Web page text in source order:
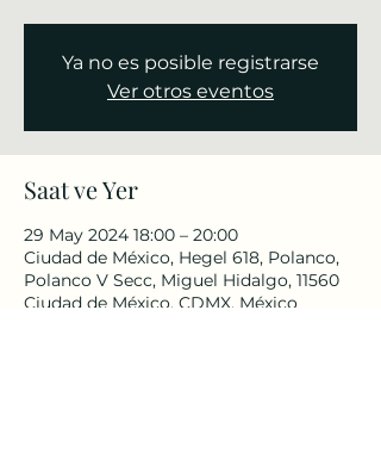
Ya no es posible registrarse
Ver otros eventos
Saat ve Yer
29 May 2024 18:00 – 20:00
Ciudad de México, Hegel 618, Polanco,
Polanco V Secc, Miguel Hidalgo, 11560
Ciudad de México, CDMX, México